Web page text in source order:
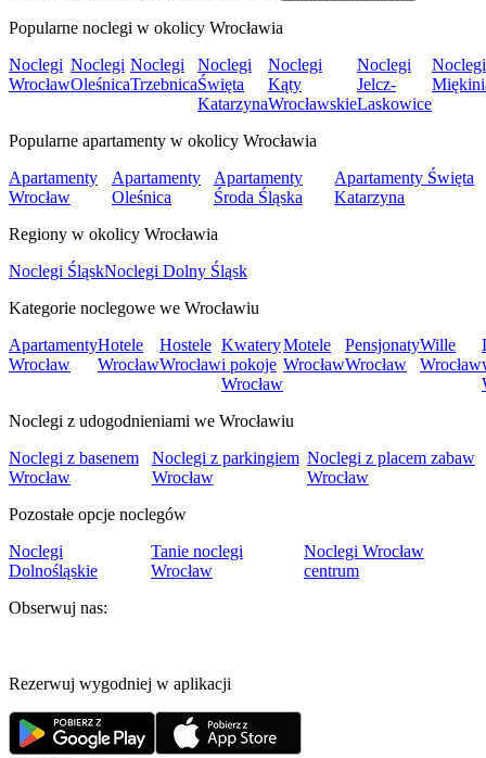
Popularne noclegi w okolicy Wrocławia
Noclegi
Wrocław
Noclegi
Oleśnica
Noclegi
Trzebnica
Noclegi
Święta
Katarzyna
Noclegi
Kąty
Wrocławskie
Noclegi
Jelcz-
Laskowice
Noclegi
Popularne apartamenty w okolicy Wrocławia
Apartamenty
Wrocław
Apartamenty
Oleśnica
Apartamenty
Środa Śląska
Apartamenty Święta
Katarzyna
Regiony w okolicy Wrocławia
Noclegi ŚląskNoclegi Dolny Śląsk
Kategorie noclegowe we Wrocławiu
Apartamenty
Wrocław
Hotele
Wrocław
Hostele
Wrocław
Kwatery
i pokoje
Wrocław
Motele
Wrocław
Pensjonaty
Wrocław
Wille
Wrocław
Noclegi z udogodnieniami we Wrocławiu
Noclegi z basenem
Wrocław
Noclegi z parkingiem
Wrocław
Noclegi z placem zabaw
Wrocław
Pozostałe opcje noclegów
Noclegi
Dolnośląskie
Tanie noclegi
Wrocław
Noclegi Wrocław
centrum
Obserwuj nas:
Rezerwuj wygodniej w aplikacji